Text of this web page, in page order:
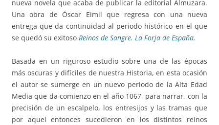
nueva novela que acaba de publicar la editorial Almuzara.
Una obra de Óscar Eimil que regresa con una nueva
entrega que da continuidad al periodo histórico en el que
se quedó su exitoso Reinos de Sangre. La Forja de España.
Basada en un riguroso estudio sobre una de las épocas
más oscuras y difíciles de nuestra Historia, en esta ocasión
el autor se sumerge en un nuevo periodo de la Alta Edad
Media que da comienzo en el año 1067, para narrar, con la
precisión de un escalpelo, los entresijos y las tramas que
por aquel entonces sucedieron en los distintos reinos